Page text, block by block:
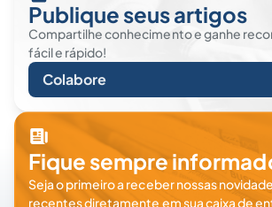
Publique seus artigos
Compartilhe conhecimento e ganhe
fácil e rápido!
Colabore
Fique sempre
Seja o primeiro a receber nossas
recentes diretamente em sua caixa de